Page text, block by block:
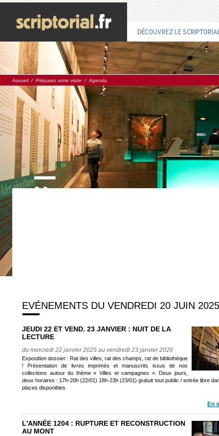
DÉCOUVREZ LE
Accueil/ Préparez votre visite / Agenda
EVÉNEMENTS DU VENDREDI 20 JUIN 2025
JEUDI 22 ET VEND. 23 JANVIER : NUIT DE LA
LECTURE
du mercredi 22 janvier 2025 au vendredi 23 janvier 2026
Exposition dossier : Rat des villes, rat des champs, rat de bibliothèque
! Présentation de livres imprimés et manuscrits issus de nos
collections autour du thème « Villes et campagnes ». Deux jours,
deux horaires : 17h-20h (22/01) 18h-23h (23/01) gratuit tout public / entrée libre
places disponibles
En
L'ANNÉE 1204 : RUPTURE ET RECONSTRUCTION
AU MONT